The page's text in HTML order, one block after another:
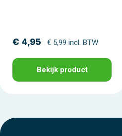
€ 4,95 € 5,99 incl. BTW
Bekijk product